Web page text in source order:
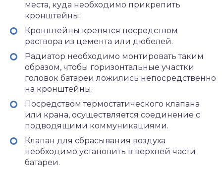
места, куда необходимо прикрепить
кронштейны;
Кронштейны крепятся посредством
раствора из цемента или дюбелей.
Радиатор необходимо монтировать таким
образом, чтобы горизонтальные участки
головок батареи ложились непосредственно
на кронштейны.
Посредством термостатического клапана
или крана, осуществляется соединение с
подводящими коммуникациями.
Клапан для сбрасывания воздуха
необходимо установить в верхней части
батареи.